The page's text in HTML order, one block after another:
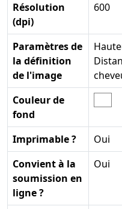
Résolution
(dpi)
600
Paramètres de
la définition
de l'image
Couleur de
fond
Imprimable ?
Oui
Convient à la
soumission en
ligne ?
Oui